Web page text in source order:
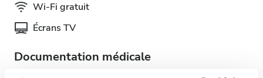
Wi-Fi gratuit
Écrans TV
Documentation médicale